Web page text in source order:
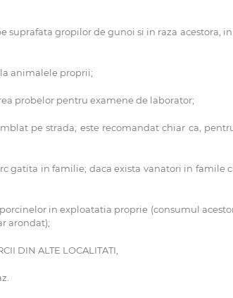
gropilor de gunoi si in raza acestora,
animalele proprii;
probelor pentru examene de laborator;
pe strada; este recomandat chiar ca,
in familie; daca exista vanatori in famile
in exploatatia proprie (consumul
arondat);
DIN ALTE LOCALITATI,